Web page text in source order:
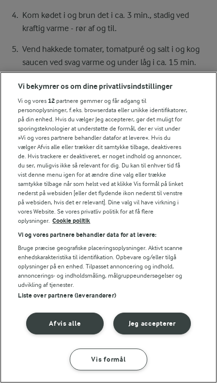
Kom kødet i og brun det i ca. 3 min., stadig ved
kraftig varme - rør af og til.
Vend hakkede tomater, tomatpuré og salt i og kog
saucen ved svag varme og under låg i ca. 15 min.
eller mens du forbereder resten af moussakaen.
Smag kødsaucen til.
Auberginer
Læg aubergineskiverne på 2 plader med bagepapir.
Drys med salt og bag auberginerne øverst og
nederst i ovnen ca. 20 min. ved 200° - varmluft.
Skru derefter ovnen over på 200° - traditionel ovn,
da moussakaen ikke bliver bagt ved varmluft.
Kartofler
Kom kartoflerne i kogende vand tilsalt salt.
Kog dem ved svag varme og under låg i ca. 5 min.
Hæld vandet fra kartoflerne.
Mornaysauce
uden at det bruner.
Pisk halvdelen af mælken i - pisk til saucen er glat.
SÅDAN GØR DU INGREDIENSER
Vi bekymrer os om dine privatlivsindstillinger
Vi og vores 12 partnere gemmer og får adgang til
personoplysninger, f.eks. browserdata eller unikke identifikatorer,
på din enhed. Hvis du vælger Jeg accepterer, gør det muligt for
sporingsteknologier at understøtte de formål, der er vist under
»Vi og vores partnere behandler datafor at levere«. Hvis du
vælger Afvis alle eller trækker dit samtykke tilbage, deaktiveres
de. Hvis trackere er deaktiveret, er noget indhold og annoncer,
du ser, muligvis ikke så relevant for dig. Du kan til enhver tid få
vist denne menu igen for at ændre dine valg eller trække
samtykke tilbage når som helst ved at klikke Vis formål på linket
nederst på websiden [eller det flydende ikon nederst til venstre
på websiden, hvis det er relevant]. Dine valg vil have virkning i
vores Website. Se vores privatliv politik for at få flere
oplysninger. Cookie politik
Vi og vores partnere behandler data for at levere:
Bruge præcise geografiske placeringsoplysninger. Aktivt scanne
enhedskarakteristika til identifikation. Opbevare og/eller tilgå
oplysninger på en enhed. Tilpasset annoncering og indhold,
annoncerings- og indholdsmåling, målgruppeundersøgelser og
udvikling af tjenester.
Liste over partnere (leverandører)
Jeg accepterer
Afvis alle
Vis formål